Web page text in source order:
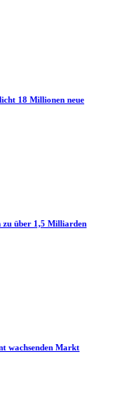
18 Millionen neue
zu über 1,5 Milliarden
wachsenden Markt